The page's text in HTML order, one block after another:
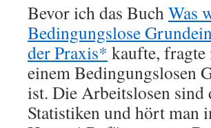
Bevor ich das BuchWas
Bedingungslose
der Praxis* kaufte,
einem Bedingungslosen
ist. Die Arbeitslosen sind
Statistiken und hört man